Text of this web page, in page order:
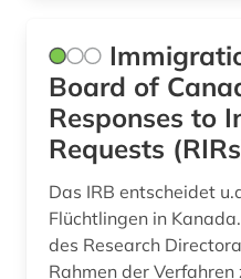
gesundheit (1)
Board of
Responses to
Requests
Das IRB entscheidet
Flüchtlingen in
des Research
Rahmen der